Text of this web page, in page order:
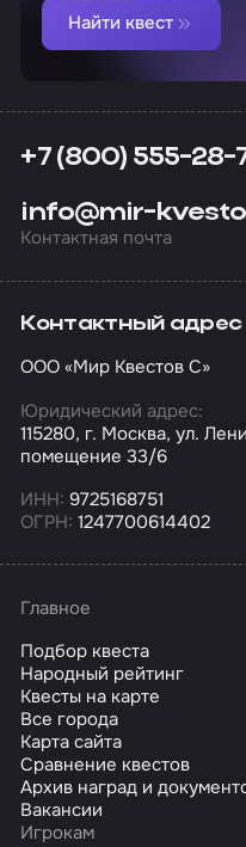
Найти квест
+7 (800) 555-28-
info@mir-
Контактная почта
Контактный адрес
ООО «Мир Квестов С»
Юридический адрес:
115280, г. Москва, ул.
помещение 33/6
ИНН: 9725168751
ОГРН: 1247700614402
Главное
Подбор квеста
Народный рейтинг
Квесты на карте
Все города
Карта сайта
Сравнение квестов
Архив наград и
Вакансии
Игрокам